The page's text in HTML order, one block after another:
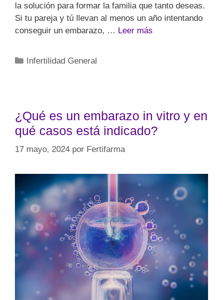
la solución para formar la familia que tanto deseas.
Si tu pareja y tú llevan al menos un año intentando
conseguir un embarazo, … Leer más
Infertilidad General
¿Qué es un embarazo in vitro y en
qué casos está indicado?
17 mayo, 2024 por Fertifarma